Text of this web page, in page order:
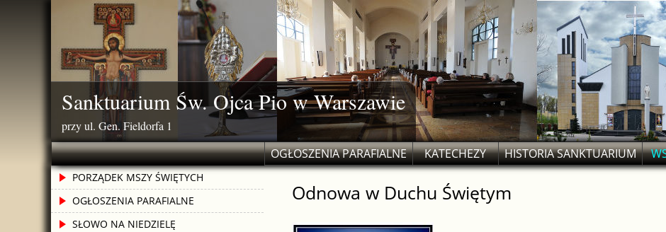
Sanktuarium Św. Ojca Pio w Warszawie
przy ul. Gen. Fieldorfa 1
OGŁOSZENIA PARAFIALNE KATECHEZY HISTORIA SANKTUARIUM
Odnowa w Duchu Świętym
PORZĄDEK MSZY ŚWIĘTYCH
OGŁOSZENIA PARAFIALNE
SŁOWO NA NIEDZIELĘ